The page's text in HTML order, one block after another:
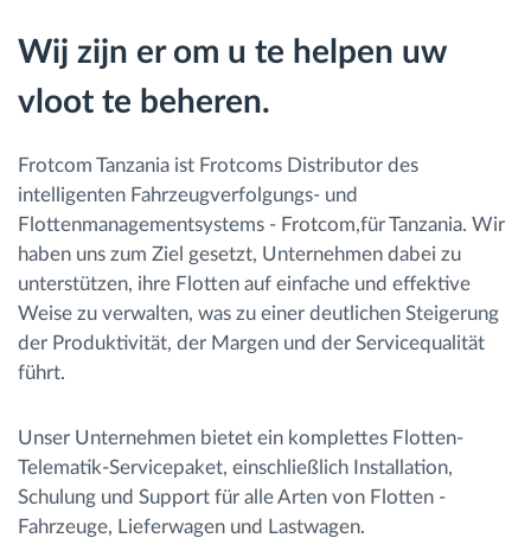
Hoe we de noden van elke vlootactiviteit
oplossen
Besparingscalculator
Wij zijn er om u te helpen uw
vloot te beheren.
Frotcom Tanzania ist Frotcoms Distributor des
intelligenten Fahrzeugverfolgungs- und
Flottenmanagementsystems - Frotcom,für Tanzania. Wir
haben uns zum Ziel gesetzt, Unternehmen dabei zu
unterstützen, ihre Flotten auf einfache und effektive
Weise zu verwalten, was zu einer deutlichen Steigerung
der Produktivität, der Margen und der Servicequalität
führt.
Unser Unternehmen bietet ein komplettes Flotten-
Telematik-Servicepaket, einschließlich Installation,
Schulung und Support für alle Arten von Flotten -
Fahrzeuge, Lieferwagen und Lastwagen.